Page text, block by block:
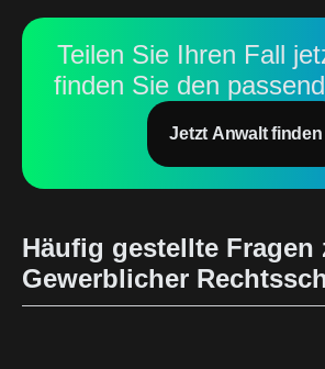
Teilen Sie Ihren Fall
finden Sie den
Jetzt Anwalt finden
Häufig gestellte Fragen
Gewerblicher